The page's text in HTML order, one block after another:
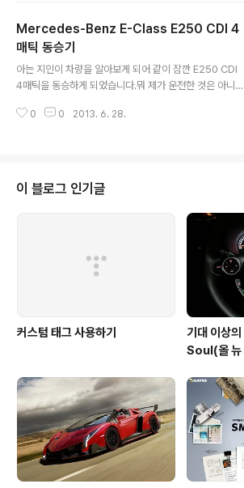
을 받고 나온 The New K5입니다. 처음 나왔을 때 가히
충격이라 할 만큼 디자인이 세련되고 미래지향적으로 생겨
서, 저게 정말 한국에서 만든 차가 맞나? 라는 생각까지 하
게 만든 K5였는데, 너무 오래 디자인을 변경하지 않아 약
발이 많이 떨어진 상태였죠. 그래서 그런가 처음에는 소나
타보다도 더 잘 팔리는 중형차라는 타이틀을 거머쥘 수 있
Mercedes-Benz E-Class E250 CDI 4
매틱 동승기
아는 지인이 차량을 알아보게 되어 같이 잠깐 E250 CDI
4매틱을 동승하게 되었습니다.뭐 제가 운전한 것은 아니지
래와 같이 생겼습니다. 휠 모양을 보아하니 220CDI 같은
조금 혼잡해서일지도 모르지만 초기 시동시에는 매우 많이
정숙하게 느껴졌구요. 아직 거의 뛰지 않은 차량이라서 그
런 것일 수도...사실 어제까지 안 풀리다 오늘(6월 28일)에
야 풀리게 되었다고 하더군요. 아마 다른 분들이 타보기전
에 앞서 타본 시승기일수도...디자인은 보는 바와 같이 두개
0 0 2013. 6. 28.
이 블로그 인기글
커스텀 태그 사용하기
기대 이상
Soul(올 뉴